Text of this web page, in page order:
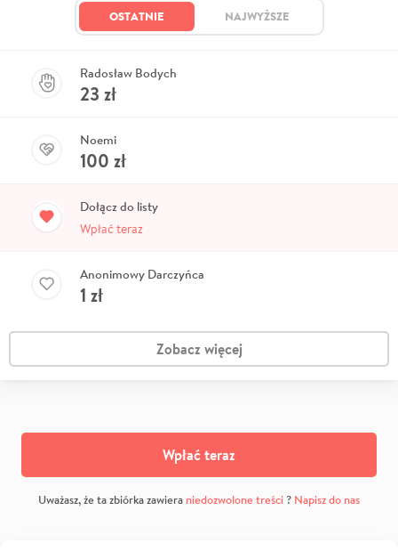
OSTATNIE NAJWYŻSZE
Radosław Bodych
23 zł
Noemi
100 zł
Dołącz do listy
Wpłać teraz
Anonimowy Darczyńca
1 zł
Zobacz więcej
Wpłać teraz
Uważasz, że ta zbiórka zawiera niedozwolone treści? Napisz do nas